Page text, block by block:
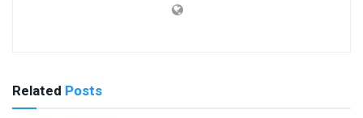
Related Posts